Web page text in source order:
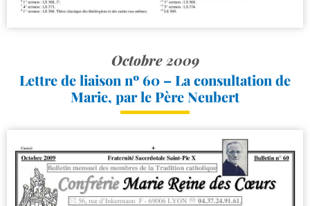
Octobre 2009
Lettre de liaison nº 60 – La consultation de
Marie, par le Père Neubert